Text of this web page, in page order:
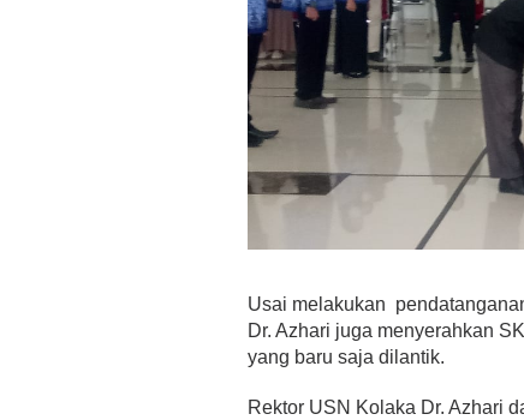
Usai melakukan
Dr. Azhari juga menyerahkan
yang baru saja dilantik.
Rektor USN Kolaka Dr. Azhari